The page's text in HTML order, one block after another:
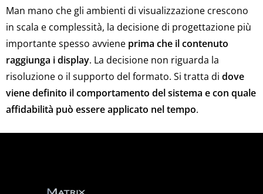
Man mano che gli ambienti di visualizzazione crescono
in scala e complessità, la decisione di progettazione più
importante spesso avviene prima che il contenuto
raggiunga i display. La decisione non riguarda la
risoluzione o il supporto del formato. Si tratta di dove
viene definito il comportamento del sistema e con quale
affidabilità può essere applicato nel tempo.